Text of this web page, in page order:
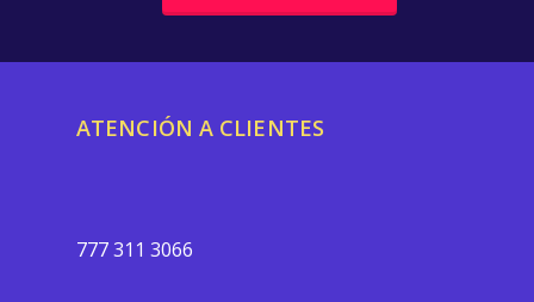
ATENCIÓN A CLIENTES
777 311 3066